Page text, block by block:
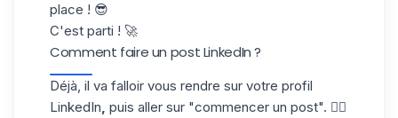
place ! 😎
C'est parti ! 🚀
Comment faire un post LinkedIn ?
Déjà, il va falloir vous rendre sur votre profil
LinkedIn, puis aller sur "commencer un post". 👇🏼